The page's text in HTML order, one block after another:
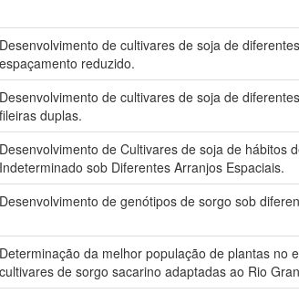
Desenvolvimento de cultivares de soja de
espaçamento reduzido.
Desenvolvimento de cultivares de soja de
fileiras duplas.
Desenvolvimento de Cultivares de soja de hábitos
Indeterminado sob Diferentes Arranjos Espaciais.
Desenvolvimento de genótipos de sorgo sob
Determinação da melhor população de plantas no
cultivares de sorgo sacarino adaptadas ao Rio